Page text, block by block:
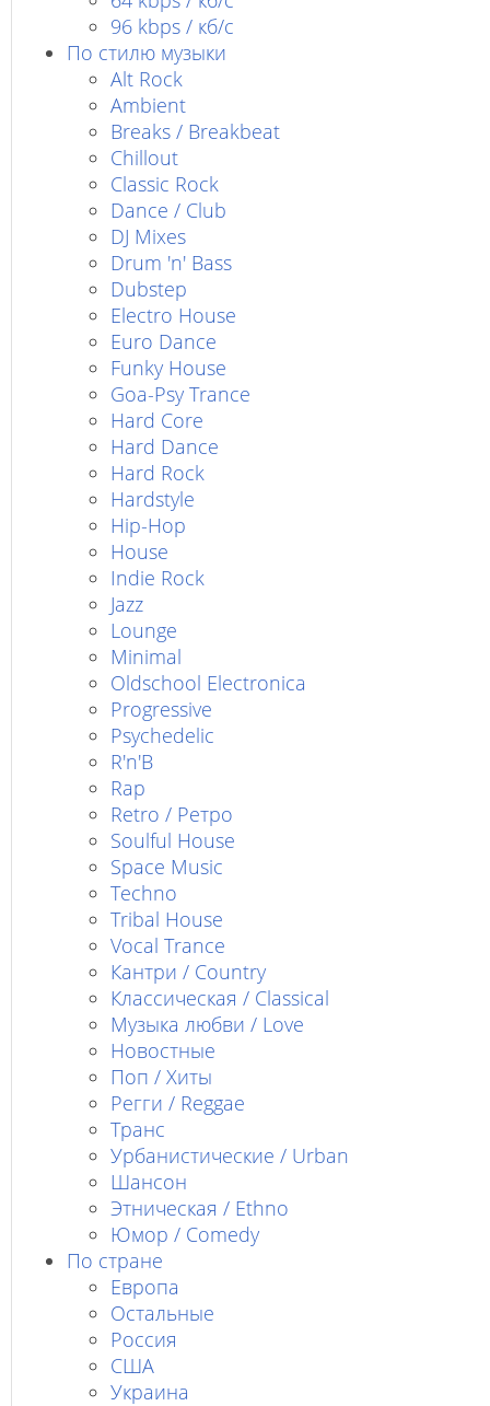
96 kbps / кб/c
По стилю музыки
Alt Rock
Ambient
Breaks / Breakbeat
Chillout
Classic Rock
Dance / Club
DJ Mixes
Drum 'n' Bass
Dubstep
Electro House
Euro Dance
Funky House
Goa-Psy Trance
Hard Core
Hard Dance
Hard Rock
Hardstyle
Hip-Hop
House
Indie Rock
Jazz
Lounge
Minimal
Oldschool Electronica
Progressive
Psychedelic
R'n'B
Rap
Retro / Ретро
Soulful House
Space Music
Techno
Tribal House
Vocal Trance
Кантри / Country
Классическая / Classical
Музыка любви / Love
Новостные
Поп / Хиты
Регги / Reggae
Транс
Урбанистические / Urban
Шансон
Этническая / Ethno
Юмор / Comedy
По стране
Европа
Остальные
Россия
США
Украина